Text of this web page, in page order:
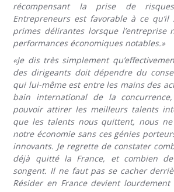
récompensant la prise de
Entrepreneurs est favorable à ce
primes délirantes lorsque l’entreprise
performances économiques notables.»
«Je dis très simplement
des dirigeants doit dépendre du
qui lui-même est entre les mains des
bain international de la
pouvoir attirer les meilleurs talents
que les talents nous quittent, nous ne
notre économie sans ces génies
innovants. Je regrette de constater
déjà quitté la France, et combien
songent. Il ne faut pas se cacher
Résider en France devient lourdement